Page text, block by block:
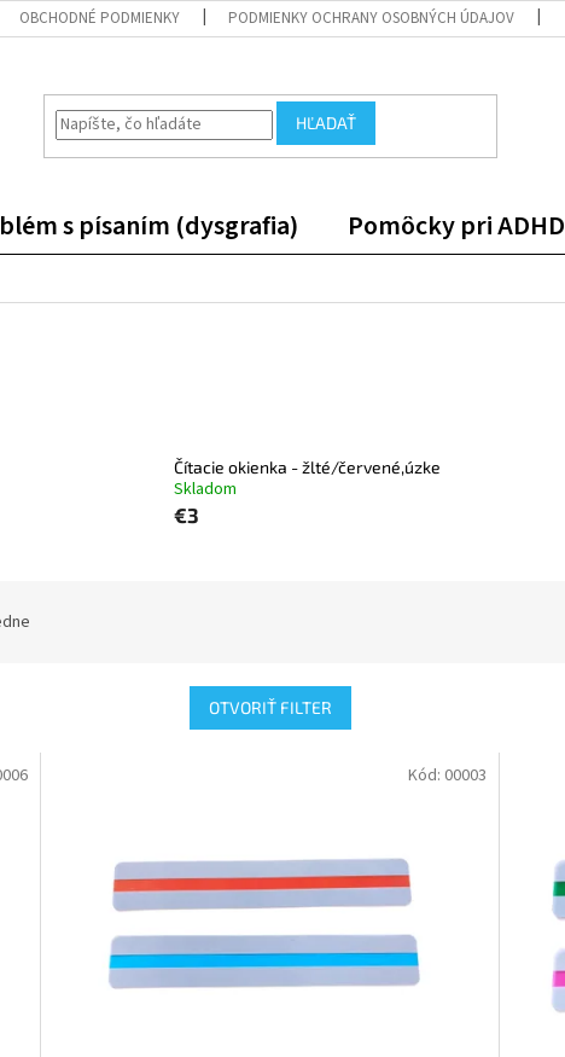
OBCHODNÉ PODMIENKY PODMIENKY OCHRANY OSOBNÝCH ÚDAJOV
HĽADAŤ
s písaním (dysgrafia) Pomôcky pri ADHD
Čítacie okienka - žlté/červené,úzke
Skladom
€3
OTVORIŤ FILTER
Kód: 00003